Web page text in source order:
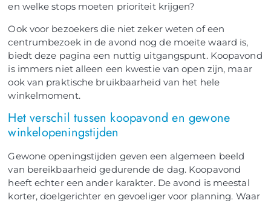
en welke stops moeten prioriteit krijgen?
Ook voor bezoekers die niet zeker weten of een
centrumbezoek in de avond nog de moeite waard is,
biedt deze pagina een nuttig uitgangspunt. Koopavond
is immers niet alleen een kwestie van open zijn, maar
ook van praktische bruikbaarheid van het hele
winkelmoment.
Het verschil tussen koopavond en gewone
winkelopeningstijden
Gewone openingstijden geven een algemeen beeld
van bereikbaarheid gedurende de dag. Koopavond
heeft echter een ander karakter. De avond is meestal
korter, doelgerichter en gevoeliger voor planning. Waar